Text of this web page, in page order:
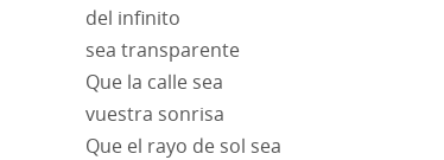
del infinito
sea transparente
Que la calle sea
vuestra sonrisa
Que el rayo de sol sea